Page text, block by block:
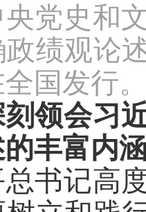
党史和
政绩观论
国发行
领会习
丰富内
书记高